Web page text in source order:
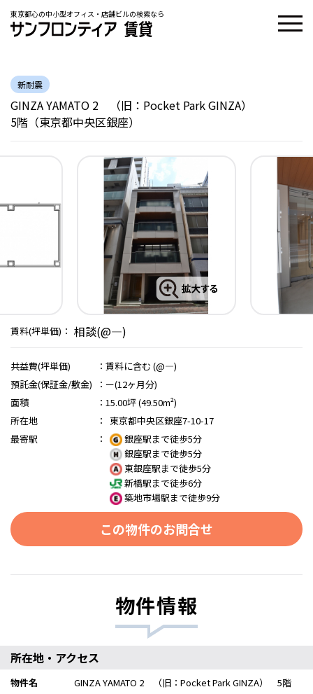
東京都心の中小型オフィス・店舗ビルの検索なら
新耐震
GINZA YAMATO 2 （旧：Pocket Park GINZA）
5階（東京都中央区銀座）
賃料(坪単価)： 相談(@―)
共益費(坪単価) ： 賃料に含む (@―)
預託金(保証金/敷金)
： ー(12ヶ月分)
面積
： 15.00坪 (49.50m²)
所在地
：
東京都中央区銀座7-10-17
最寄駅
：
銀座駅まで徒歩5分
銀座駅まで徒歩5分
東銀座駅まで徒歩5分
新橋駅まで徒歩6分
築地市場駅まで徒歩9分
この物件のお問合せ
物件情報
所在地・アクセス
物件名
GINZA YAMATO 2 （旧：Pocket Park GINZA） 5階